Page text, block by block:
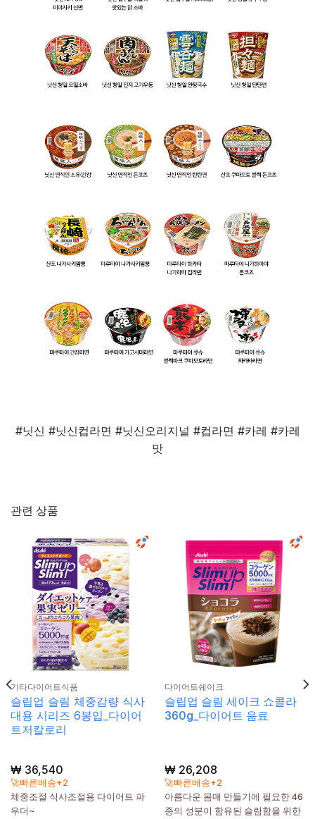
#닛신 #닛신컵라면 #닛신오리지널 #컵라면 #카레 #카레
맛
관련 상품
기타다이어트식품
슬립업 슬림 체중감량 식사
대용 시리즈 6봉입_다이어
트저칼로리
₩36,540
🚀빠른배송+2
체중조절 식사조절용 다이어트 파
우더~
다이어트쉐이크
슬립업 슬림 세이크 쇼콜라
360g_다이어트 음료
₩26,208
🚀빠른배송+2
아름다운 몸매 만들기에 필요한 46
종의 성분이 함유된 슬림함을 위한